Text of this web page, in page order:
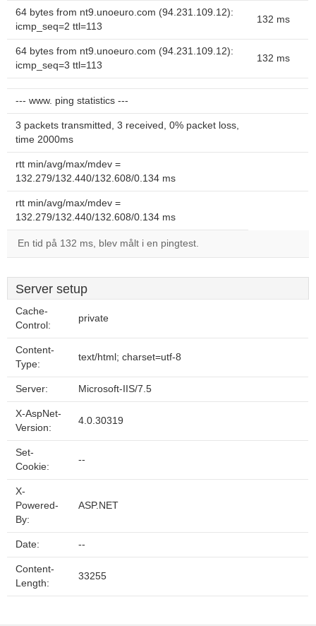
64 bytes from nt9.unoeuro.com (94.231.109.12):
icmp_seq=2 ttl=113
132 ms
64 bytes from nt9.unoeuro.com (94.231.109.12):
icmp_seq=3 ttl=113
132 ms
--- www. ping statistics ---
3 packets transmitted, 3 received, 0% packet loss,
time 2000ms
rtt min/avg/max/mdev =
132.279/132.440/132.608/0.134 ms
rtt min/avg/max/mdev =
132.279/132.440/132.608/0.134 ms
En tid på 132 ms, blev målt i en pingtest.
Server setup
Cache-
Control:
private
Content-
Type:
text/html; charset=utf-8
Server: Microsoft-IIS/7.5
X-AspNet-
Version:
4.0.30319
Set-
Cookie:
--
X-
Powered-
By:
ASP.NET
Date: --
Content-
Length:
33255